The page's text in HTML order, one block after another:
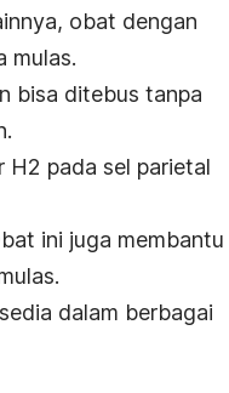
obat dengan
mulas.
bisa ditebus tanpa
H2 pada sel parietal
ini juga membantu
dalam berbagai